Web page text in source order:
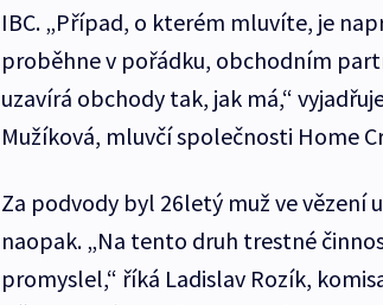
IBC. „Případ, o kterém mluvíte, je
proběhne v pořádku, obchodním
uzavírá obchody tak, jak má,“
Mužíková, mluvčí společnosti Home
Za podvody byl 26letý muž ve vězení
naopak. „Na tento druh trestné
promyslel,“ říká Ladislav Rozík,